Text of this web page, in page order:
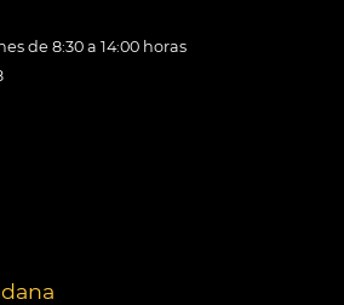
de 8:30 a 14:00 horas